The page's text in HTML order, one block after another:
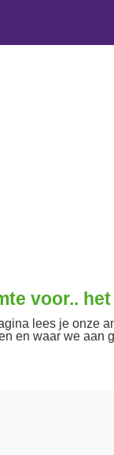
voor..
lees je onze
en waar we aan